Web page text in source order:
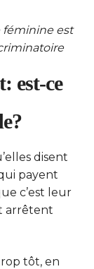
féminine est
est-ce
disent
payent
c’est leur
arrêtent
tôt, en